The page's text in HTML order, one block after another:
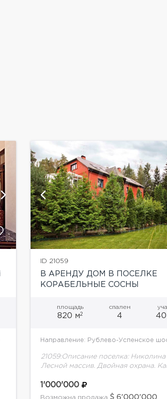
ID 21059
В АРЕНДУ ДОМ В ПОСЕЛКЕ
КОРАБЕЛЬНЫЕ СОСНЫ
площадь
820 м2
спален
4 40
Направление: Рублево-Успенское
21059:Описание поселка: Николина
Лесной массив. Двойная охрана.
850м2 и отдельно стоящая баня на
великолепном участке с
1'000'000
Возможна продажа 6'000'000